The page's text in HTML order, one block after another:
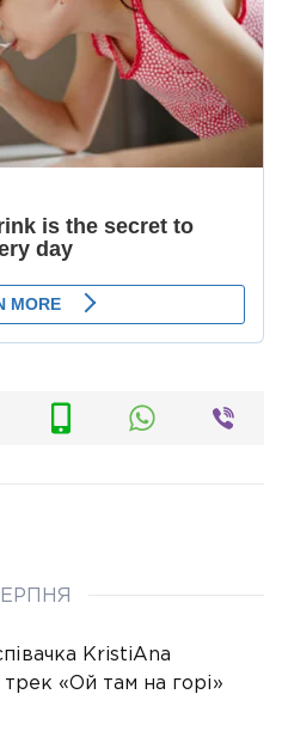
KristiAna
«Ой там на горі»